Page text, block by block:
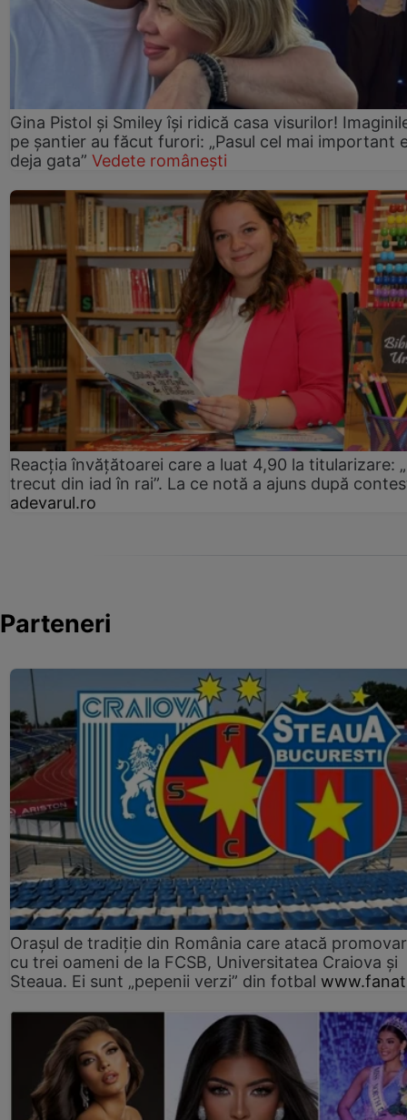
Gina Pistol și Smiley își ridică casa visurilor!
pe șantier au făcut furori: „Pasul cel mai important
deja gata” Vedete românești
Reacția învățătoarei care a luat 4,90 la titularizare:
trecut din iad în rai”. La ce notă a ajuns după
adevarul.ro
Parteneri
Orașul de tradiție din România care atacă
cu trei oameni de la FCSB, Universitatea Craiova și
Steaua. Ei sunt „pepenii verzi” din fotbal